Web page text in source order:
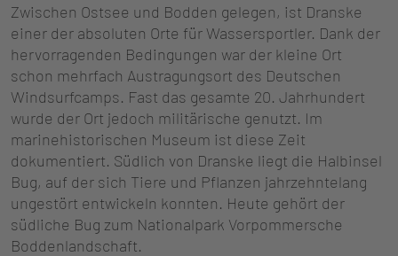
Zwischen Ostsee und Bodden gelegen, ist Dranske
einer der absoluten Orte für Wassersportler. Dank der
hervorragenden Bedingungen war der kleine Ort
schon mehrfach Austragungsort des Deutschen
Windsurfcamps. Fast das gesamte 20. Jahrhundert
wurde der Ort jedoch militärische genutzt. Im
marinehistorischen Museum ist diese Zeit
dokumentiert. Südlich von Dranske liegt die Halbinsel
Bug, auf der sich Tiere und Pflanzen jahrzehntelang
ungestört entwickeln konnten. Heute gehört der
südliche Bug zum Nationalpark Vorpommersche
Boddenlandschaft.